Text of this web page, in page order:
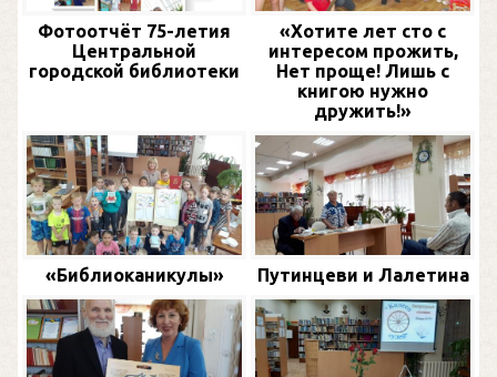
Фотоотчёт 75-летия
Центральной
городской библиотеки
«Хотите лет сто с
интересом прожить,
Нет проще! Лишь с
книгою нужно
дружить!»
«Библиоканикулы» Путинцеви и Лалетина